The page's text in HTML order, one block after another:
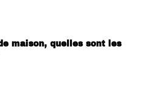
maison, quelles sont les